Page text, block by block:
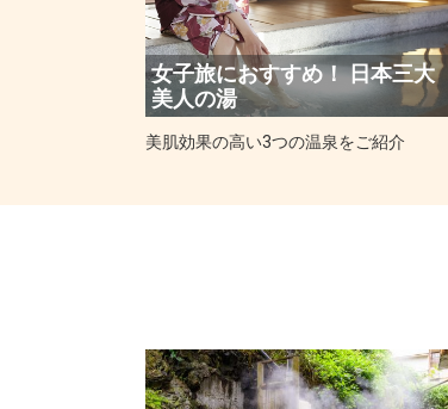
女子旅におすすめ！ 日本三大
美人の湯
美肌効果の高い3つの温泉をご紹介